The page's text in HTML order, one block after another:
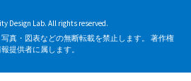
Design Lab. All rights reserved.
真・図表などの無断転載を禁止します。 著作権
提供者に属します。